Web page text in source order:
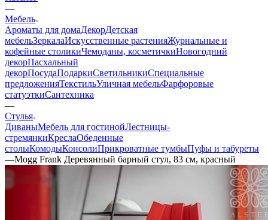
—
Мебель
Ароматы для домаДекорДетская
мебельЗеркалаИскусственные растенияЖурнальные и
кофейные столикиЧемоданы, косметичкиНовогодний
декорПасхальный
декорПосудаПодаркиСветильникиСпециальные
предложенияТекстильУличная мебельФарфоровые
статуэткиСантехника
—
Стулья
ДиваныМебель для гостинойЛестницы-
стремянкиКреслаОбеденные
столыКомодыКонсолиПрикроватные тумбыПуфы и табуреты
—Mogg Frank Деревянный барный стул, 83 см, красный